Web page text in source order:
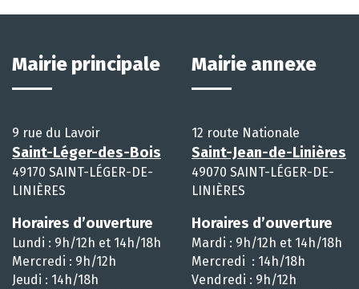
Mairie principale
9 rue du Lavoir
Saint-Léger-des-Bois
49170 SAINT-LÉGER-DE-
LINIÈRES
Horaires d’ouverture
Lundi : 9h/12h et 14h/18h
Mercredi : 9h/12h
Jeudi : 14h/18h
Mairie annexe
12 route Nationale
Saint-Jean-de-Linières
49070 SAINT-LÉGER-DE-
LINIÈRES
Horaires d’ouverture
Mardi : 9h/12h et 14h/18h
Mercredi : 14h/18h
Vendredi : 9h/12h